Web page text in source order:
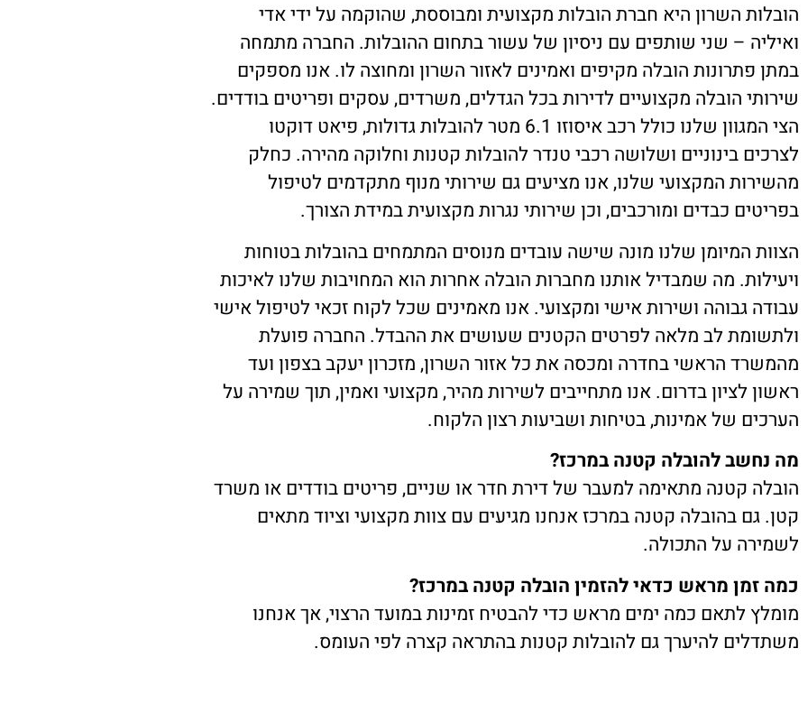
הובלות השרון היא חברת הובלות מקצועית ומבוססת, שהוקמה על ידי אדי
ואיליה – שני שותפים עם ניסיון של עשור בתחום ההובלות. החברה מתמחה
במתן פתרונות הובלה מקיפים ואמינים לאזור השרון ומחוצה לו. אנו מספקים
שירותי הובלה מקצועיים לדירות בכל הגדלים, משרדים, עסקים ופריטים בודדים.
הצי המגוון שלנו כולל רכב איסוזו 6.1 מטר להובלות גדולות, פיאט דוקטו
לצרכים בינוניים ושלושה רכבי טנדר להובלות קטנות וחלוקה מהירה. כחלק
מהשירות המקצועי שלנו, אנו מציעים גם שירותי מנוף מתקדמים לטיפול
בפריטים כבדים ומורכבים, וכן שירותי נגרות מקצועית במידת הצורך.
הצוות המיומן שלנו מונה שישה עובדים מנוסים המתמחים בהובלות בטוחות
ויעילות. מה שמבדיל אותנו מחברות הובלה אחרות הוא המחויבות שלנו לאיכות
עבודה גבוהה ושירות אישי ומקצועי. אנו מאמינים שכל לקוח זכאי לטיפול אישי
ולתשומת לב מלאה לפרטים הקטנים שעושים את ההבדל. החברה פועלת
מהמשרד הראשי בחדרה ומכסה את כל אזור השרון, מזכרון יעקב בצפון ועד
ראשון לציון בדרום. אנו מתחייבים לשירות מהיר, מקצועי ואמין, תוך שמירה על
הערכים של אמינות, בטיחות ושביעות רצון הלקוח.
מה נחשב להובלה קטנה במרכז?
הובלה קטנה מתאימה למעבר של דירת חדר או שניים, פריטים בודדים או משרד
קטן. גם בהובלה קטנה במרכז אנחנו מגיעים עם צוות מקצועי וציוד מתאים
לשמירה על התכולה.
כמה זמן מראש כדאי להזמין הובלה קטנה במרכז?
מומלץ לתאם כמה ימים מראש כדי להבטיח זמינות במועד הרצוי, אך אנחנו
משתדלים להיערך גם להובלות קטנות בהתראה קצרה לפי העומס.